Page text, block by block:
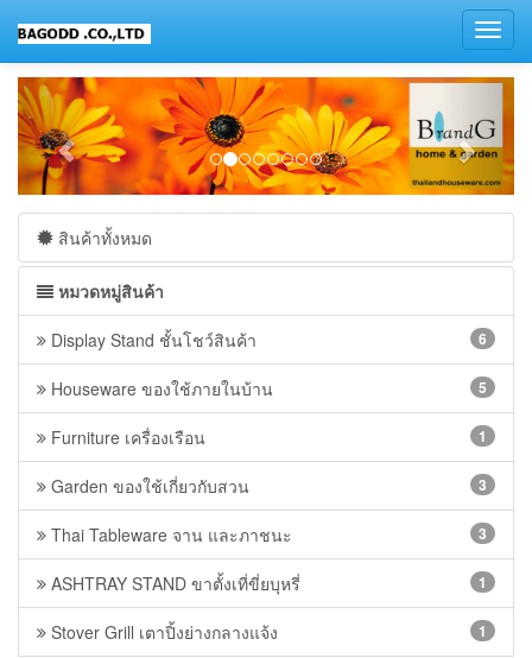
สินค้าทั้งหมด
หมวดหมู่สินค้า
Display Stand ชั้นโชว์สินค้า 6
Houseware ของใช้ภายในบ้าน 5
Furniture เครื่องเรือน 1
Garden ของใช้เกี่ยวกับสวน 3
Thai Tableware จาน และภาชนะ 3
ASHTRAY STAND ขาตั้งเที่ขี่ยบุหรี่ 1
Stover Grill เตาปิ้งย่างกลางแจ้ง 1